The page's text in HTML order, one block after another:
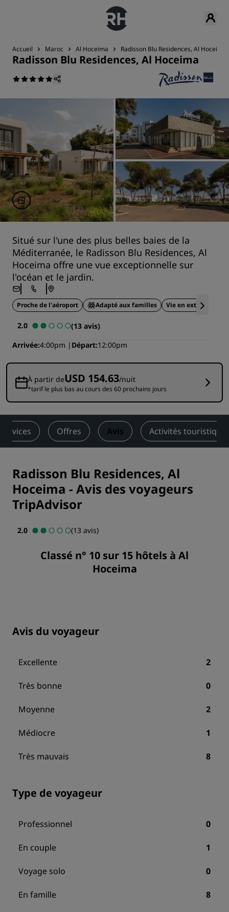
Accueil Maroc Al Hoceïma Radisson Blu Residences, Al Hoceima
Radisson Blu Residences, Al Hoceima
Situé sur l'une des plus belles baies de la
Méditerranée, le Radisson Blu Residences, Al
Hoceima offre une vue exceptionnelle sur
l'océan et le jardin.
Proche de l'aéroport Adapté aux familles Vie en extérieur
2.0
(13 avis)
Arrivée 4:00pm Départ 12:00pm
À partir deUSD 154.63/nuit
*tarif le plus bas au cours des 60 prochains jours
Services Offres Avis Activités
Radisson Blu Residences, Al
Hoceima - Avis des voyageurs
TripAdvisor
2.0 (13 avis)
Classé n° 10 sur 15 hôtels à Al
Hoceima
Avis du voyageur
Excellente 2
Très bonne 0
Moyenne 2
Médiocre 1
Très mauvais 8
Type de voyageur
Professionnel 0
En couple 1
Voyage solo 0
En famille 8